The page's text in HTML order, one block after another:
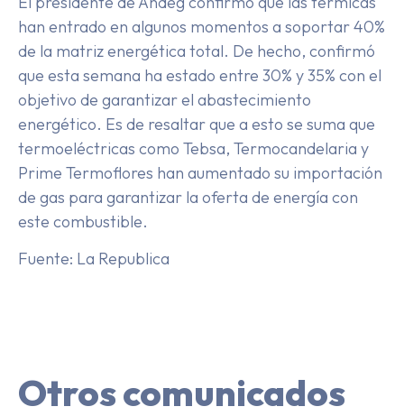
han entrado en algunos momentos a soportar 40%
de la matriz energética total. De hecho, confirmó
que esta semana ha estado entre 30% y 35% con el
objetivo de garantizar el abastecimiento
energético. Es de resaltar que a esto se suma que
termoeléctricas como Tebsa, Termocandelaria y
Prime Termoflores han aumentado su importación
de gas para garantizar la oferta de energía con
este combustible.
Fuente: La Republica
Otros comunicados